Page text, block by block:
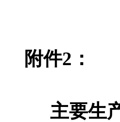
附件2 ：
主要生